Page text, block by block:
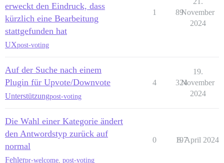
erweckt den Eindruck, dass
kürzlich eine Bearbeitung
stattgefunden hat
UXpost-voting
1 89November
2024
Auf der Suche nach einem
Plugin für Upvote/Downvote
Unterstützungpost-voting
4 324
19.
November
2024
Die Wahl einer Kategorie ändert
den Antwordstyp zurück auf
normal
Fehlerpr-welcome post-voting
0 197
8. April 2024